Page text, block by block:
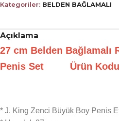
Kategoriler: BELDEN BAĞLAMALI
Açıklama
27 cm Belden Bağlamalı
Penis Set Ürün Kodu
* J. King Zenci Büyük Boy Penis